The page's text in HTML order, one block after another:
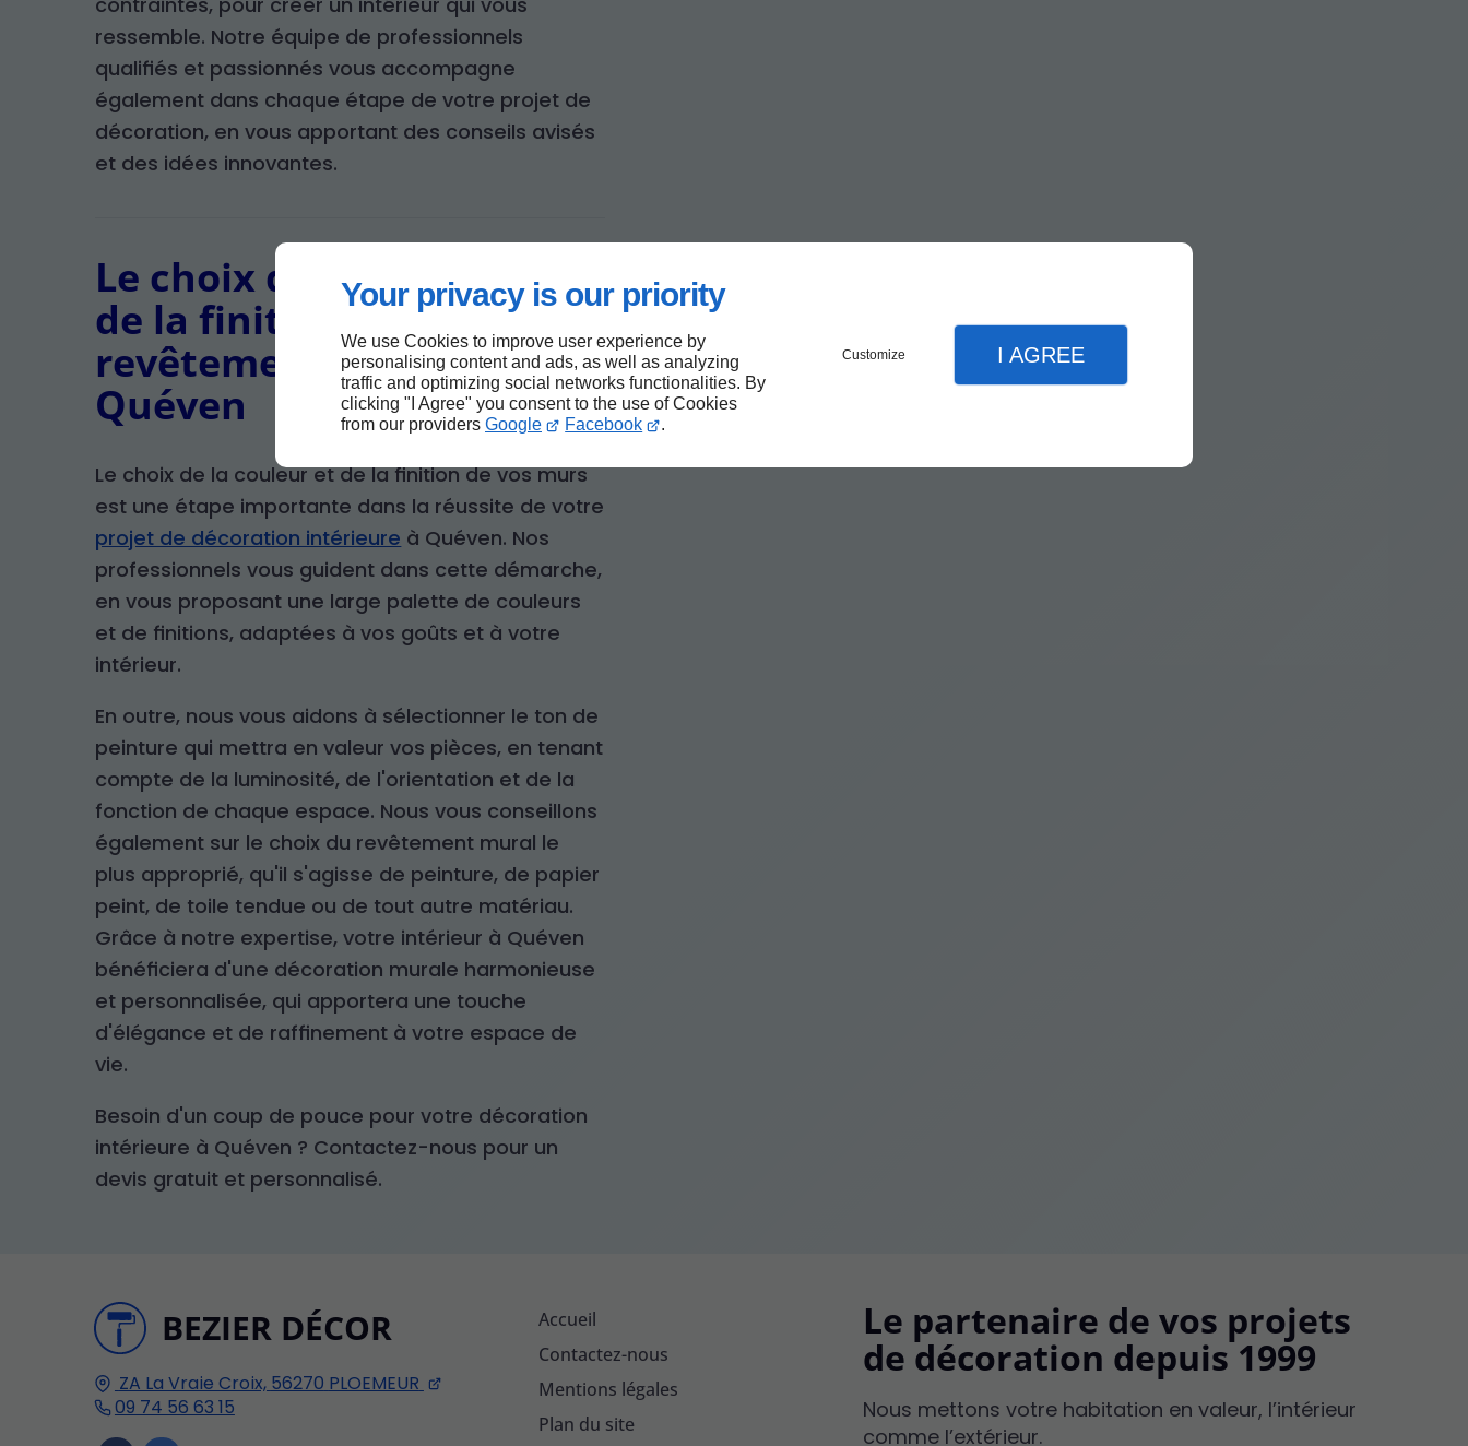
Your privacy is our priority
We use Cookies to improve user experience by
personalising content and ads, as well as analyzing
traffic and optimizing social networks functionalities. By
clicking "I Agree" you consent to the use of Cookies
from our providers Google Facebook .
Customize I AGREE
ressemble. Notre équipe de professionnels
qualifiés et passionnés vous accompagne
également dans chaque étape de votre projet de
décoration, en vous apportant des conseils avisés
et des idées innovantes.
Le choix de la peinture et
de la finition d’un
revêtement mural à
Quéven
Le choix de la couleur et de la finition de vos murs
est une étape importante dans la réussite de votre
projet de décoration intérieure à Quéven. Nos
professionnels vous guident dans cette démarche,
en vous proposant une large palette de couleurs
et de finitions, adaptées à vos goûts et à votre
intérieur.
En outre, nous vous aidons à sélectionner le ton de
peinture qui mettra en valeur vos pièces, en tenant
compte de la luminosité, de l'orientation et de la
fonction de chaque espace. Nous vous conseillons
également sur le choix du revêtement mural le
plus approprié, qu'il s'agisse de peinture, de papier
peint, de toile tendue ou de tout autre matériau.
Grâce à notre expertise, votre intérieur à Quéven
bénéficiera d'une décoration murale harmonieuse
et personnalisée, qui apportera une touche
d'élégance et de raffinement à votre espace de
vie.
Besoin d'un coup de pouce pour votre décoration
intérieure à Quéven ? Contactez-nous pour un
devis gratuit et personnalisé.
BEZIER DÉCOR
ZA La Vraie Croix, 56270 PLOEMEUR
09 74 56 63 15
Accueil
Contactez-nous
Mentions légales
Plan du site
Le partenaire de vos projets
de décoration depuis 1999
Nous mettons votre habitation en valeur, l’intérieur
comme l’extérieur.